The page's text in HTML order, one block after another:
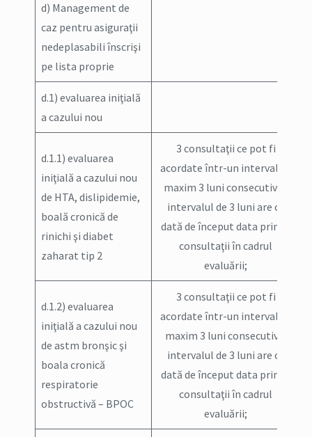
d) Management de
caz pentru asiguraţii
nedeplasabili înscrişi
pe lista proprie
d.1) evaluarea iniţială
a cazului nou
d.1.1) evaluarea
iniţială a cazului nou
de HTA, dislipidemie,
boală cronică de
rinichi şi diabet
zaharat tip 2
3 consultaţii ce pot fi
acordate într-un interval de
maxim 3 luni consecutive;
intervalul de 3 luni are ca
dată de început data primei
consultaţii în cadrul
evaluării;
d.1.2) evaluarea
iniţială a cazului nou
de astm bronşic şi
boala cronică
respiratorie
obstructivă – BPOC
3 consultaţii ce pot fi
acordate într-un interval de
maxim 3 luni consecutive;
intervalul de 3 luni are ca
dată de început data primei
consultaţii în cadrul
evaluării;